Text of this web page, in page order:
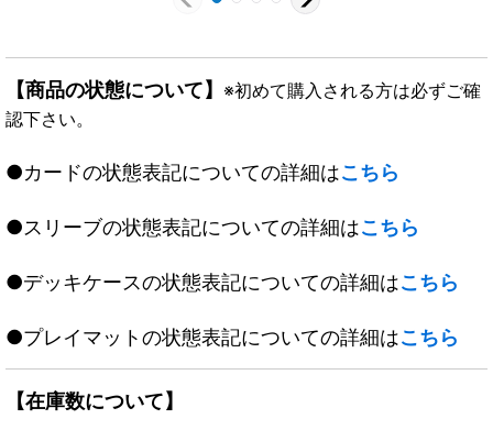
【商品の状態について】 ※初めて購入される方は必ずご確
認下さい。
●カードの状態表記についての詳細はこちら
●スリーブの状態表記についての詳細はこちら
●デッキケースの状態表記についての詳細はこちら
●プレイマットの状態表記についての詳細はこちら
【在庫数について】